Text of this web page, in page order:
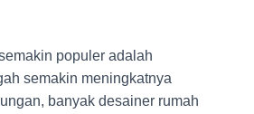
populer adalah
semakin meningkatnya
banyak desainer rumah